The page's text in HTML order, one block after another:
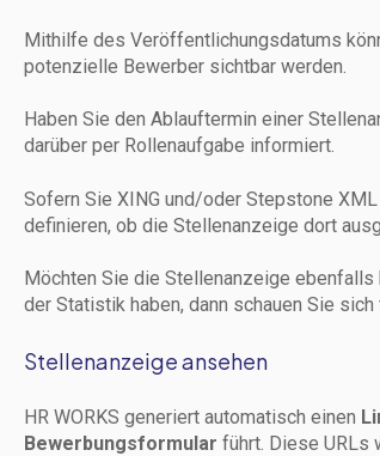
Mithilfe des Veröffentlichungsdatums
potenzielle Bewerber sichtbar werden.
Haben Sie den Ablauftermin einer
darüber per Rollenaufgabe informiert.
Sofern Sie XING und/oder Stepstone
definieren, ob die Stellenanzeige dort
Möchten Sie die Stellenanzeige
der Statistik haben, dann schauen Sie
Stellenanzeige ansehen
HR WORKS generiert automatisch einen
Bewerbungsformular führt. Diese URLs